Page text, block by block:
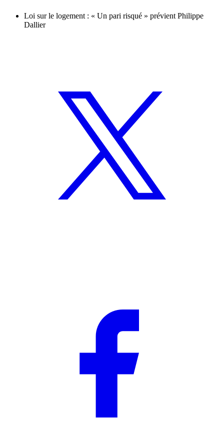
Loi sur le logement : « Un pari risqué » prévient Philippe
Dallier